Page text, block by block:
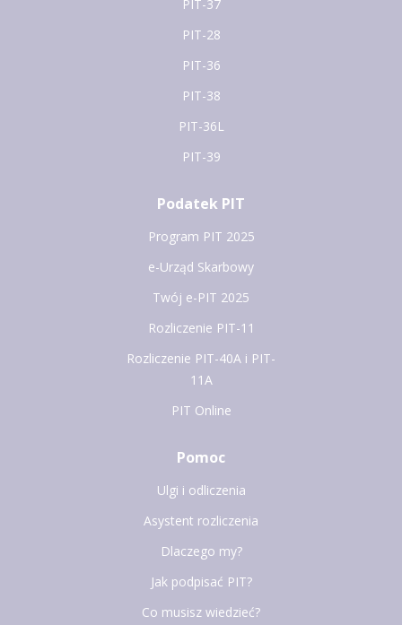
PIT-37
PIT-28
PIT-36
PIT-38
PIT-36L
PIT-39
Podatek PIT
Program PIT 2025
e-Urząd Skarbowy
Twój e-PIT 2025
Rozliczenie PIT-11
Rozliczenie PIT-40A i PIT-
11A
PIT Online
Pomoc
Ulgi i odliczenia
Asystent rozliczenia
Dlaczego my?
Jak podpisać PIT?
Co musisz wiedzieć?